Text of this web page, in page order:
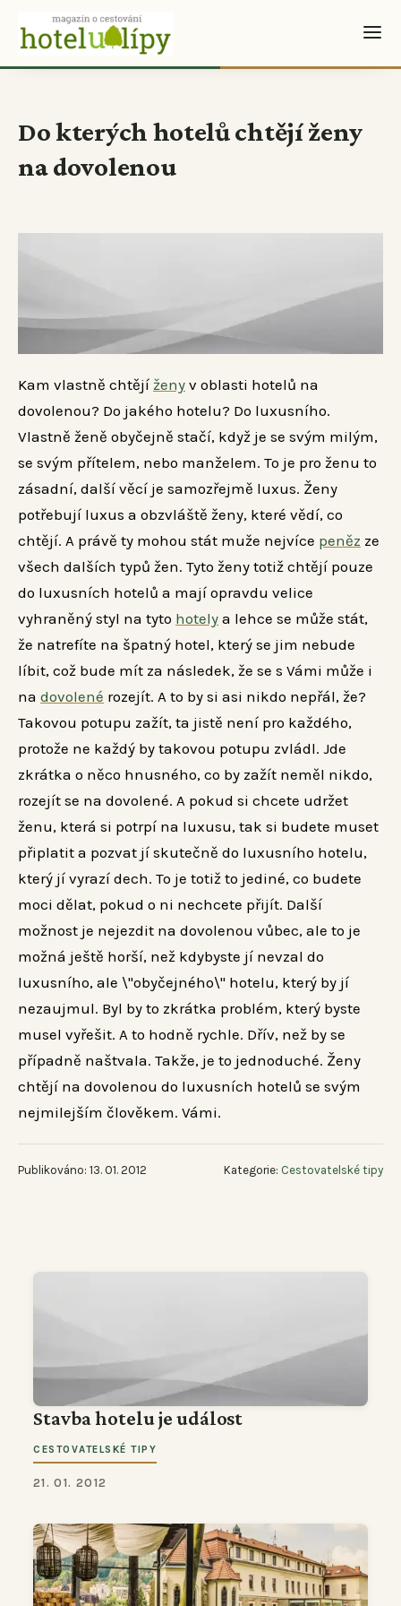
Do kterých hotelů chtějí ženy
na dovolenou
Kam vlastně chtějí ženy v oblasti hotelů na
dovolenou? Do jakého hotelu? Do luxusního.
Vlastně ženě obyčejně stačí, když je se svým milým,
se svým přítelem, nebo manželem. To je pro ženu to
zásadní, další věcí je samozřejmě luxus. Ženy
potřebují luxus a obzvláště ženy, které vědí, co
chtějí. A právě ty mohou stát muže nejvíce peněz ze
všech dalších typů žen. Tyto ženy totiž chtějí pouze
do luxusních hotelů a mají opravdu velice
vyhraněný styl na tyto hotely a lehce se může stát,
že natrefíte na špatný hotel, který se jim nebude
líbit, což bude mít za následek, že se s Vámi může i
na dovolené rozejít. A to by si asi nikdo nepřál, že?
Takovou potupu zažít, ta jistě není pro každého,
protože ne každý by takovou potupu zvládl. Jde
zkrátka o něco hnusného, co by zažít neměl nikdo,
rozejít se na dovolené. A pokud si chcete udržet
ženu, která si potrpí na luxusu, tak si budete muset
připlatit a pozvat jí skutečně do luxusního hotelu,
který jí vyrazí dech. To je totiž to jediné, co budete
moci dělat, pokud o ni nechcete přijít. Další
možnost je nejezdit na dovolenou vůbec, ale to je
možná ještě horší, než kdybyste jí nevzal do
luxusního, ale \"obyčejného\" hotelu, který by jí
nezaujmul. Byl by to zkrátka problém, který byste
musel vyřešit. A to hodně rychle. Dřív, než by se
případně naštvala. Takže, je to jednoduché. Ženy
chtějí na dovolenou do luxusních hotelů se svým
nejmilejším člověkem. Vámi.
Publikováno: 13. 01. 2012 Kategorie: Cestovatelské tipy
Stavba hotelu je událost
CESTOVATELSKÉ TIPY
21. 01. 2012